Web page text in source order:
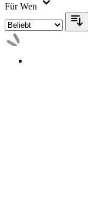
Für Wen